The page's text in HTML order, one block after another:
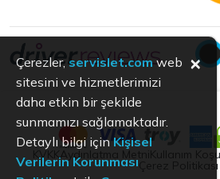
KVKKAydınlatma Metni Kullanım
Çerez Politikası
Çerezler,servislet.com web
sitesini ve hizmetlerimizi
daha etkin bir şekilde
sunmamızı sağlamaktadır.
Detaylı bilgi içinKişisel
Verilerin Korunması
×